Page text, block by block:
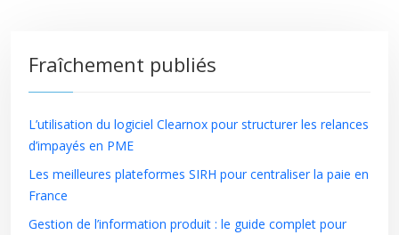
Fraîchement publiés
L’utilisation du logiciel Clearnox pour structurer les relances
d’impayés en PME
Les meilleures plateformes SIRH pour centraliser la paie en
France
Gestion de l’information produit : le guide complet pour